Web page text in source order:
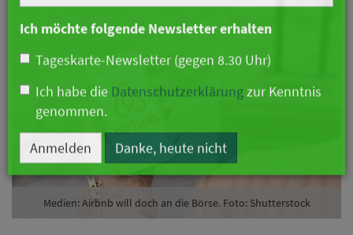
Medien: Airbnb will doch an die Börse. Foto: Shutterstock
Branche
Ich möchte folgende Newsletter erhalten
Tageskarte-Newsletter (gegen 8.30 Uhr)
Ich habe die
Datenschutzerklärung
genommen.
Anmelden Danke, heute nicht